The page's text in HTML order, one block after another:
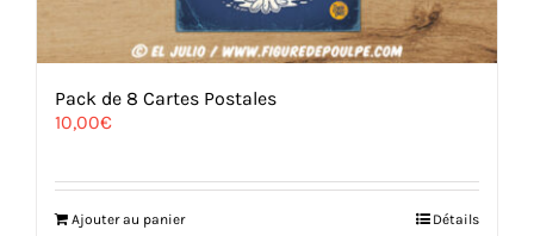
Pack de 8 Cartes Postales
10,00€
Ajouter au panier Détails